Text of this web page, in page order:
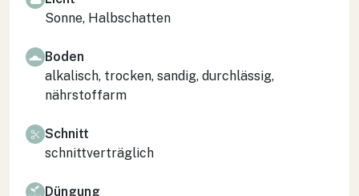
Sonne, Halbschatten
Boden
alkalisch, trocken, sandig, durchlässig,
nährstoffarm
Schnitt
schnittverträglich
Düngung